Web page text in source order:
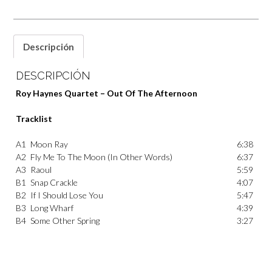
Descripción
DESCRIPCIÓN
Roy Haynes Quartet – Out Of The Afternoon
Tracklist
A1 Moon Ray
6:38
A2 Fly Me To The Moon (In Other Words)
6:37
A3 Raoul
5:59
B1 Snap Crackle
4:07
B2 If I Should Lose You
5:47
B3 Long Wharf
4:39
B4 Some Other Spring 3:27